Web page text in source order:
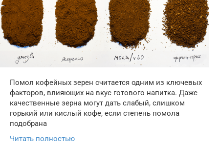
Помол кофейных зерен считается одним из ключевых
факторов, влияющих на вкус готового напитка. Даже
качественные зерна могут дать слабый, слишком
горький или кислый кофе, если степень помола
подобрана
Читать полностью